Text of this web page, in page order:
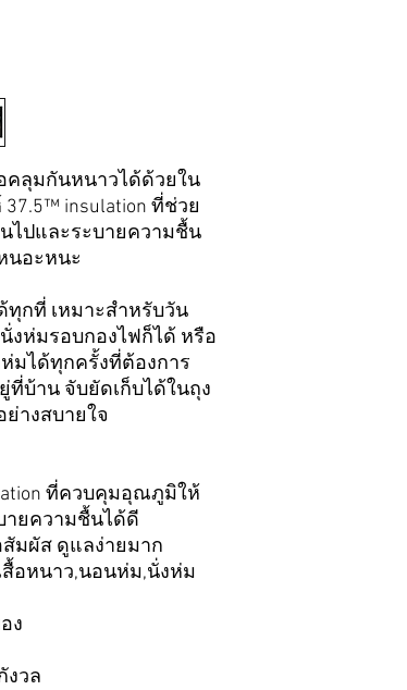
คลุมกันหนาวได้ด้วยใน
insulation ที่ช่วย
ปและระบายความชื้น
นอะหนะ
ทุกที่ เหมาะสำหรับวัน
งห่มรอบกองไฟก็ได้ หรือ
มได้ทุกครั้งที่ต้องการ
บ้าน จับยัดเก็บได้ในถุง
างสบายใจ
ที่ควบคุมอุณภูมิให้
ายความชื้นได้ดี
มผัส ดูแลง่ายมาก
สื้อหนาว,​นอนห่ม,​นั่งห่ม
ง
งวล